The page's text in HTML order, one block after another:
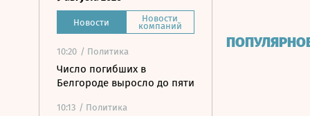
Новости Новости
компаний
10:20 / Политика
Число погибших в
Белгороде выросло до пяти
10:13 / Политика